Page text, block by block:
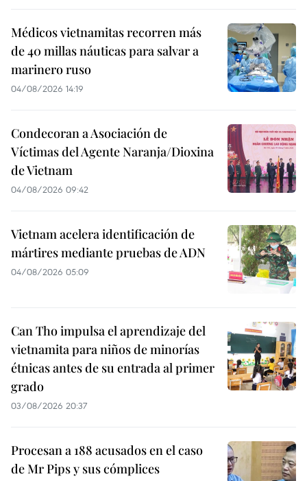
Médicos vietnamitas recorren más
de 40 millas náuticas para salvar a
marinero ruso
04/08/2026 14:19
Condecoran a Asociación de
Víctimas del Agente Naranja/Dioxina
de Vietnam
04/08/2026 09:42
Vietnam acelera identificación de
mártires mediante pruebas de ADN
04/08/2026 05:09
Can Tho impulsa el aprendizaje del
vietnamita para niños de minorías
étnicas antes de su entrada al primer
grado
03/08/2026 20:37
Procesan a 188 acusados en el caso
de Mr Pips y sus cómplices